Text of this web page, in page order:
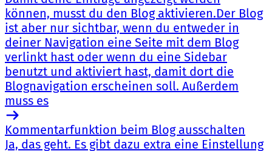
können, musst du den Blog aktivieren.Der Blog
ist aber nur sichtbar, wenn du entweder in
deiner Navigation eine Seite mit dem Blog
verlinkt hast oder wenn du eine Sidebar
benutzt und aktiviert hast, damit dort die
Blognavigation erscheinen soll. Außerdem
muss es
Kommentarfunktion beim Blog ausschalten
Ja, das geht. Es gibt dazu extra eine Einstellung